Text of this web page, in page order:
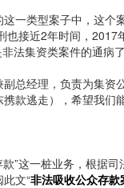
一类型案子中，这
接近2年时间，2017
法集资类案件的通病了
总经理，负责为集
款逃走），希望我们能
”这一桩业务，根据
文“非法吸收公众存款